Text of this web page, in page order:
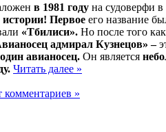
в 1981 году на судоверфи в
истории! Первое его название
«Тбилиси». Но после того
адмирал Кузнецов» –
один авианосец. Он является
Читать далее »
комментариев »